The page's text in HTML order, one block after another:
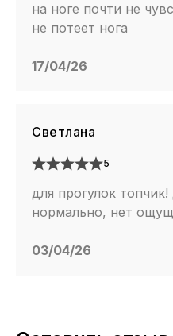
на ноге почти не
не потеет нога
17/04/26
Светлана
5
для прогулок
нормально, нет
03/04/26